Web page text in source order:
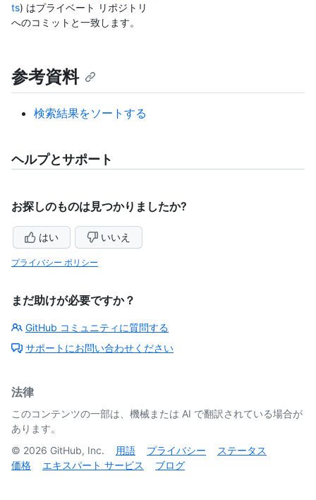
ts) はプライベート リポジトリ
へのコミットと一致します。
参考資料
検索結果をソートする
ヘルプとサポート
お探しのものは見つかりましたか?
はい いいえ
プライバシー ポリシー
まだ助けが必要ですか？
GitHub コミュニティに質問する
サポートにお問い合わせください
法律
このコンテンツの一部は、機械または AI で翻訳されている場合が
あります。
© 2026 GitHub, Inc. 用語 プライバシー
ステータス
価格
エキスパート サービス ブログ